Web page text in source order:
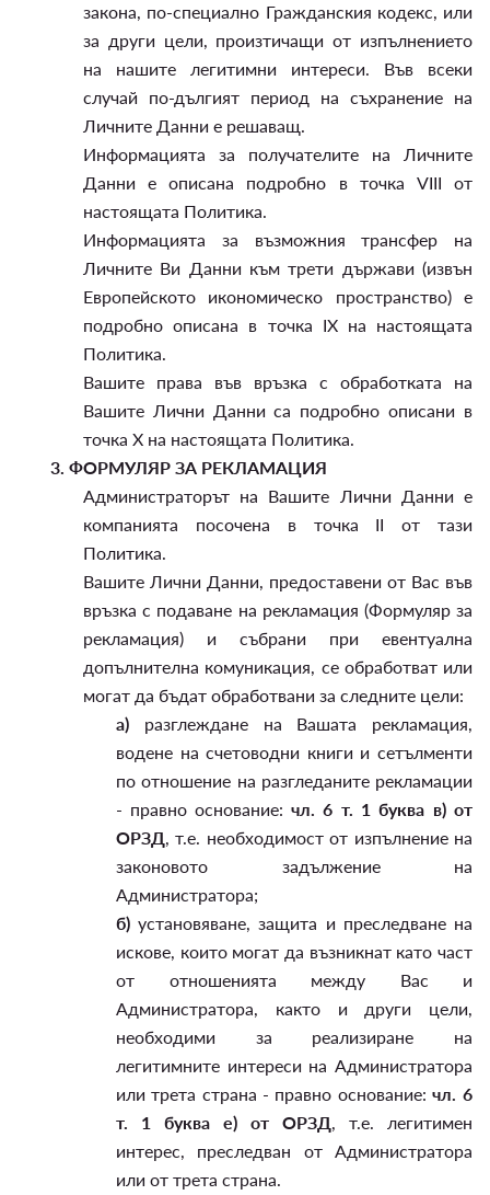
закона, по-специално Гражданския кодекс, или
за други цели, произтичащи от изпълнението
на нашите легитимни интереси. Във всеки
случай по-дългият период на съхранение на
Личните Данни е решаващ.
Информацията за получателите на Личните
Данни е описана подробно в точка VIII от
настоящата Политика.
Информацията за възможния трансфер на
Личните Ви Данни към трети държави (извън
Европейското икономическо пространство) е
подробно описана в точка IX на настоящата
Политика.
Вашите права във връзка с обработката на
Вашите Лични Данни са подробно описани в
точка X на настоящата Политика.
3. ФОРМУЛЯР ЗА РЕКЛАМАЦИЯ
Администраторът на Вашите Лични Данни е
компанията посочена в точка II от тази
Политика.
Вашите Лични Данни, предоставени от Вас във
връзка с подаване на рекламация (Формуляр за
рекламация) и събрани при евентуална
допълнителна комуникация, се обработват или
могат да бъдат обработвани за следните цели:
а) разглеждане на Вашата рекламация,
водене на счетоводни книги и сетълменти
по отношение на разгледаните рекламации
- правно основание: чл. 6 т. 1 буква в) от
ОРЗД, т.е. необходимост от изпълнение на
законовото задължение на
Администратора;
б) установяване, защита и преследване на
искове, които могат да възникнат като част
от отношенията между Вас и
Администратора, както и други цели,
необходими за реализиране на
легитимните интереси на Администратора
или трета страна - правно основание: чл. 6
т. 1 буква е) от ОРЗД, т.е. легитимен
интерес, преследван от Администратора
или от трета страна.